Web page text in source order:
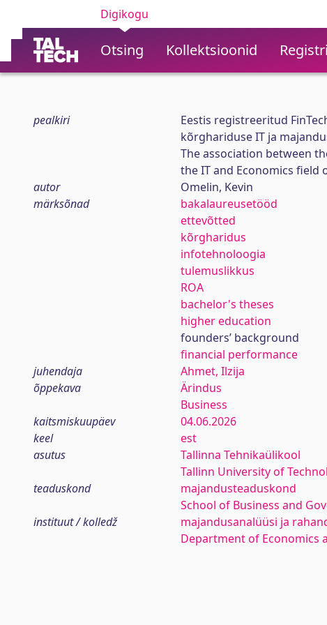
Digikogu
Otsing Kollektsioonid
pealkiri
Eestis registreeritud
kõrghariduse IT ja
The association between
the IT and Economics
autor
Omelin, Kevin
märksõnad
bakalaureusetööd
ettevõtted
kõrgharidus
infotehnoloogia
tulemuslikkus
ROA
bachelor's theses
higher education
founders’ background
financial performance
juhendaja
Ahmet, Ilzija
õppekava
Ärindus
Business
kaitsmiskuupäev
04.06.2026
keel
est
asutus
Tallinna Tehnikaülikool
Tallinn University of
teaduskond
majandusteaduskond
School of Business and
instituut / kolledž
majandusanalüüsi ja
Department of Economics